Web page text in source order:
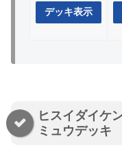
デッキ表示
ヒスイダイケ
ミュウデッキ